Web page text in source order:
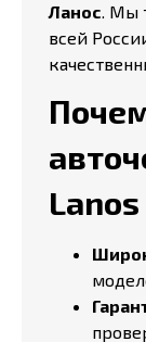
Ланос. Мы
всей